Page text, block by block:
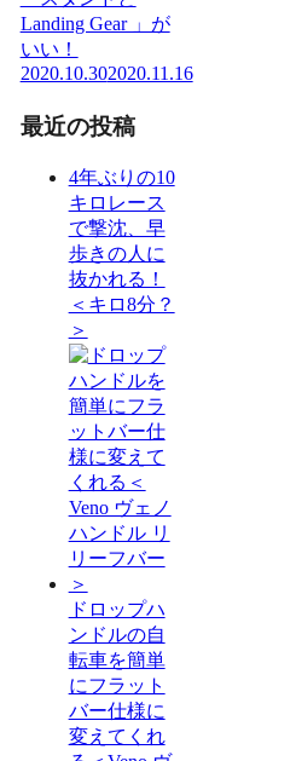
Landing Gear 」が
いい！
2020.10.302020.11.16
最近の投稿
4年ぶりの10
キロレース
で撃沈、早
歩きの人に
抜かれる！
＜キロ8分？
＞
ドロップハ
ンドルの自
転車を簡単
にフラット
バー仕様に
変えてくれ